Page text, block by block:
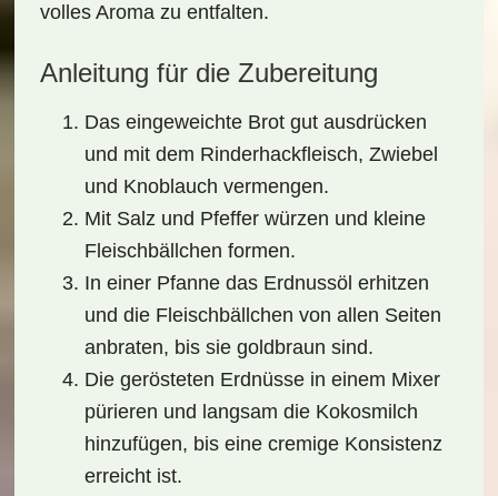
volles Aromazu entfalten.
Anleitung für die Zubereitung
Das eingeweichte Brot gut ausdrücken
und mit dem Rinderhackfleisch, Zwiebel
und Knoblauch vermengen.
Mit Salz und Pfeffer würzen und kleine
Fleischbällchen formen.
In einer Pfanne das Erdnussöl erhitzen
und die Fleischbällchen von allen Seiten
anbraten, bis sie goldbraun sind.
Die gerösteten Erdnüsse in einem Mixer
pürieren und langsam die Kokosmilch
hinzufügen, bis eine cremige Konsistenz
erreicht ist.